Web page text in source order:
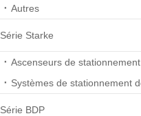
Autres
Série Starke
Ascenseurs de stationnement
Série BDP